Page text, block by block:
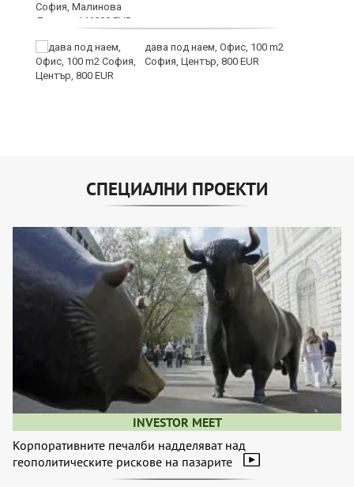
дава под наем, Офис, 100 m2
София, Център, 800 EUR
СПЕЦИАЛНИ ПРОЕКТИ
INVESTOR MEET
Корпоративните печалби надделяват над
геополитическите рискове на пазарите